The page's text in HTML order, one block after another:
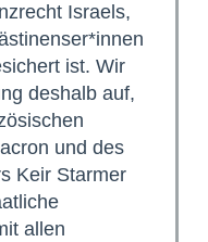
Israels,
ist. Wir
deshalb auf,
und des
Keir Starmer
allen